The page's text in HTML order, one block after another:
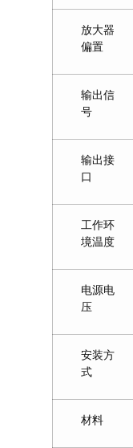
放大器
偏置
输出信
号
输出接
口
工作环
境温度
电源电
压
安装方
式
材料